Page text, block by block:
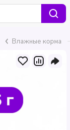
Влажные корма